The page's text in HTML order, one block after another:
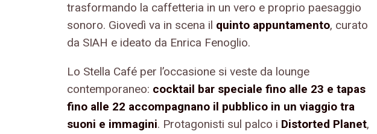
trasformando la caffetteria in un vero e proprio paesaggio
sonoro. Giovedì va in scena il quinto appuntamento, curato
da SIAH e ideato da Enrica Fenoglio.
Lo Stella Café per l’occasione si veste da lounge
contemporaneo: cocktail bar speciale fino alle 23 e tapas
fino alle 22 accompagnano il pubblico in un viaggio tra
suoni e immagini. Protagonisti sul palco i Distorted Planet,